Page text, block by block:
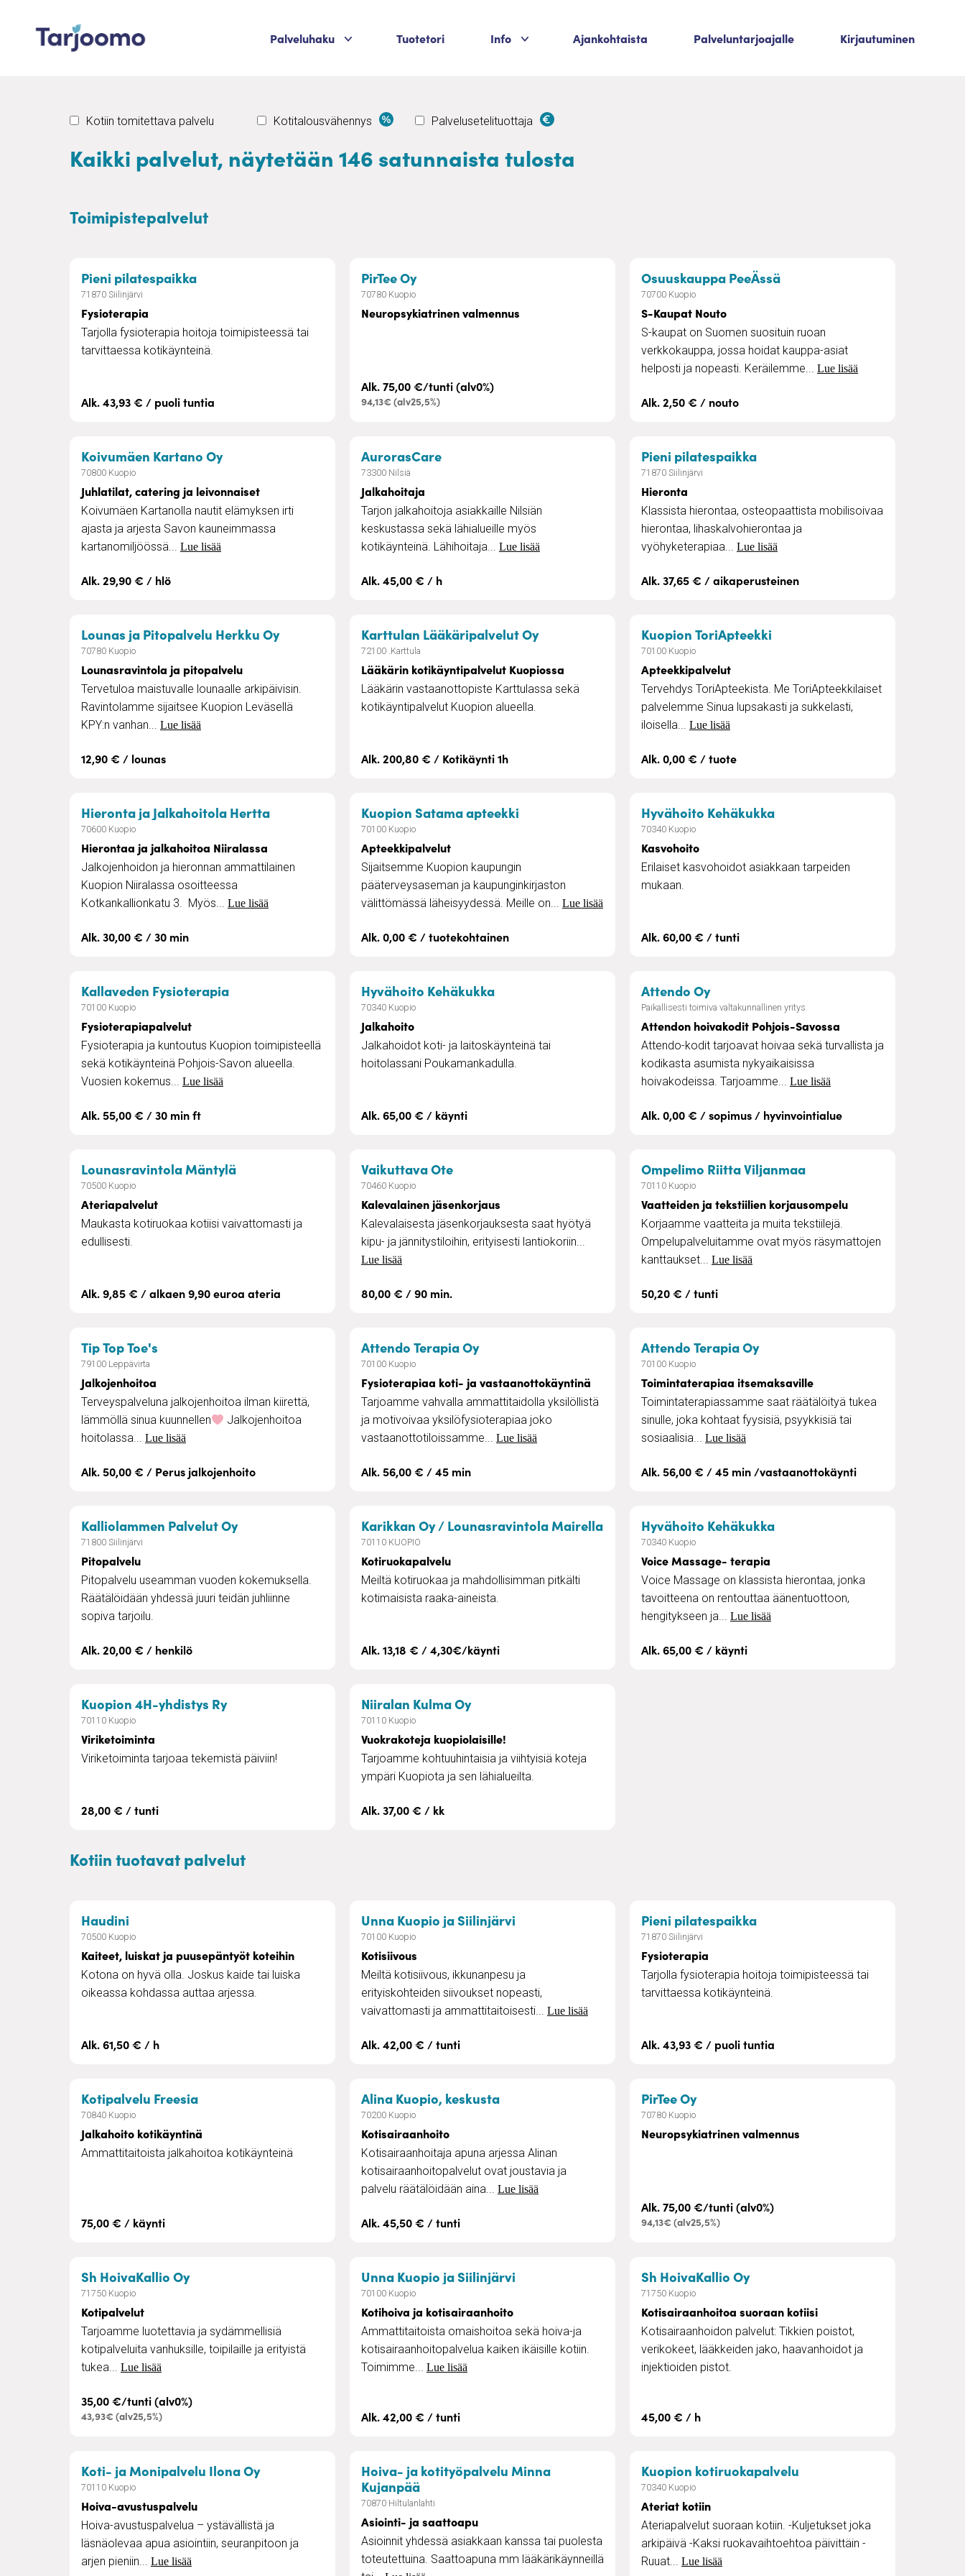
Palveluhaku Palvelukategoriat
Tuotetori Info Palvelukategoriat
Ajankohtaista Palveluntarjoajalle Kirjautuminen
Kotiin tomitettava palvelu Kotitalousvähennys Palvelusetelituottaja
Kaikki palvelut, näytetään 146 satunnaista tulosta
Toimipistepalvelut
Pieni pilatespaikka– Fysioterapia
71870 Siilinjärvi
Fysioterapia
Tarjolla fysioterapia hoitoja toimipisteessä tai
tarvittaessa kotikäynteinä.
Alk. 43,93 € / puoli tuntia
PirTee Oy– Neuropsykiatrinen valmennus
70780 Kuopio
Neuropsykiatrinen valmennus
Alk. 75,00 €/tunti (alv0%)
94,13€ (alv25,5%)
Osuuskauppa PeeÄssä– S-Kaupat Nouto
70700 Kuopio
S-Kaupat Nouto
S-kaupat on Suomen suosituin ruoan
verkkokauppa, jossa hoidat kauppa-asiat
helposti ja nopeasti. Keräilemme... Lue lisää
Alk. 2,50 € / nouto
Koivumäen Kartano Oy– Juhlatilat, catering ja leivonnaiset
70800 Kuopio
Juhlatilat, catering ja leivonnaiset
Koivumäen Kartanolla nautit elämyksen irti
ajasta ja arjesta Savon kauneimmassa
kartanomiljöössä... Lue lisää
Alk. 29,90 € / hlö
AurorasCare– Jalkahoitaja
73300 Nilsiä
Jalkahoitaja
Tarjon jalkahoitoja asiakkaille Nilsiän
keskustassa sekä lähialueille myös
kotikäynteinä. Lähihoitaja... Lue lisää
Alk. 45,00 € / h
Pieni pilatespaikka– Hieronta
71870 Siilinjärvi
Hieronta
Klassista hierontaa, osteopaattista mobilisoivaa
hierontaa, lihaskalvohierontaa ja
vyöhyketerapiaa... Lue lisää
Alk. 37,65 € / aikaperusteinen
Lounas ja Pitopalvelu Herkku Oy– Lounasravintola ja pitopalvelu
70780 Kuopio
Lounasravintola ja pitopalvelu
Tervetuloa maistuvalle lounaalle arkipäivisin.
Ravintolamme sijaitsee Kuopion Leväsellä
KPY:n vanhan... Lue lisää
12,90 € / lounas
Karttulan Lääkäripalvelut Oy– Lääkärin kotikäyntipalvelut Kuopiossa
72100 .Karttula
Lääkärin kotikäyntipalvelut Kuopiossa
Lääkärin vastaanottopiste Karttulassa sekä
kotikäyntipalvelut Kuopion alueella.
Alk. 200,80 € / Kotikäynti 1h
Kuopion ToriApteekki
70100 Kuopio
Apteekkipalvelut
Tervehdys ToriApteekista. Me ToriApteekkilaiset
palvelemme Sinua lupsakasti ja sukkelasti,
iloisella... Lue lisää
Alk. 0,00 € / tuote
Hieronta ja Jalkahoitola Hertta– Hierontaa ja jalkahoitoa Niiralassa
70600 Kuopio
Hierontaa ja jalkahoitoa Niiralassa
Jalkojenhoidon ja hieronnan ammattilainen
Kuopion Niiralassa osoitteessa
Kotkankallionkatu 3. Myös... Lue lisää
Alk. 30,00 € / 30 min
Kuopion Satama apteekki
70100 Kuopio
Apteekkipalvelut
Sijaitsemme Kuopion kaupungin
pääterveysaseman ja kaupunginkirjaston
välittömässä läheisyydessä. Meille on... Lue lisää
Alk. 0,00 € / tuotekohtainen
Hyvähoito Kehäkukka– Kasvohoito
70340 Kuopio
Kasvohoito
Erilaiset kasvohoidot asiakkaan tarpeiden
mukaan.
Alk. 60,00 € / tunti
Kallaveden Fysioterapia– Fysioterapiapalvelut
70100 Kuopio
Fysioterapiapalvelut
Fysioterapia ja kuntoutus Kuopion toimipisteellä
sekä kotikäynteinä Pohjois-Savon alueella.
Vuosien kokemus... Lue lisää
Alk. 55,00 € / 30 min ft
Hyvähoito Kehäkukka– Jalkahoito
70340 Kuopio
Jalkahoito
Jalkahoidot koti- ja laitoskäynteinä tai
hoitolassani Poukamankadulla.
Alk. 65,00 € / käynti
Attendo Oy– Attendon hoivakodit Pohjois-Savossa
Paikallisesti toimiva valtakunnallinen yritys
Attendon hoivakodit Pohjois-Savossa
Attendo-kodit tarjoavat hoivaa sekä turvallista ja
kodikasta asumista nykyaikaisissa
hoivakodeissa. Tarjoamme... Lue lisää
Alk. 0,00 € / sopimus / hyvinvointialue
Lounasravintola Mäntylä– Ateriapalvelut
70500 Kuopio
Ateriapalvelut
Maukasta kotiruokaa kotiisi vaivattomasti ja
edullisesti.
Alk. 9,85 € / alkaen 9,90 euroa ateria
Vaikuttava Ote– Kalevalainen jäsenkorjaus
70460 Kuopio
Kalevalainen jäsenkorjaus
Kalevalaisesta jäsenkorjauksesta saat hyötyä
kipu- ja jännitystiloihin, erityisesti lantiokoriin...
Lue lisää
80,00 € / 90 min.
Ompelimo Riitta Viljanmaa– Vaatteiden ja
70110 Kuopio
Vaatteiden ja tekstiilien korjausompelu
Korjaamme vaatteita ja muita tekstiilejä.
Ompelupalveluitamme ovat myös räsymattojen
kanttaukset... Lue lisää
50,20 € / tunti
Tip Top Toe's
79100 Leppävirta
Jalkojenhoitoa
Terveyspalveluna jalkojenhoitoa ilman kiirettä,
lämmöllä sinua kuunnellen
Jalkojenhoitoa
hoitolassa... Lue lisää
Alk. 50,00 € / Perus jalkojenhoito
Attendo Terapia Oy– Fysioterapiaa koti- ja vastaanottokäyntinä
70100 Kuopio
Fysioterapiaa koti- ja vastaanottokäyntinä
Tarjoamme vahvalla ammattitaidolla yksilöllistä
ja motivoivaa yksilöfysioterapiaa joko
vastaanottotiloissamme... Lue lisää
Alk. 56,00 € / 45 min
Attendo Terapia Oy– Toimintaterapiaa
70100 Kuopio
Toimintaterapiaa itsemaksaville
Toimintaterapiassamme saat räätälöityä tukea
sinulle, joka kohtaat fyysisiä, psyykkisiä tai
sosiaalisia... Lue lisää
Alk. 56,00 € / 45 min /vastaanottokäynti
Kalliolammen Palvelut Oy– Pitopalvelu
71800 Siilinjärvi
Pitopalvelu
Pitopalvelu useamman vuoden kokemuksella.
Räätälöidään yhdessä juuri teidän juhliinne
sopiva tarjoilu.
Alk. 20,00 € / henkilö
Karikkan Oy / Lounasravintola Mairella– Kotiruokapalvelu
70110 KUOPIO
Kotiruokapalvelu
Meiltä kotiruokaa ja mahdollisimman pitkälti
kotimaisista raaka-aineista.
Alk. 13,18 € / 4,30€/käynti
Hyvähoito Kehäkukka– Voice Massage- terapia
70340 Kuopio
Voice Massage- terapia
Voice Massage on klassista hierontaa, jonka
tavoitteena on rentouttaa äänentuottoon,
hengitykseen ja... Lue lisää
Alk. 65,00 € / käynti
Kuopion 4H-yhdistys Ry– Viriketoiminta
70110 Kuopio
Viriketoiminta
Viriketoiminta tarjoaa tekemistä päiviin!
28,00 € / tunti
Niiralan Kulma Oy– Vuokrakoteja kuopiolaisille!
70110 Kuopio
Vuokrakoteja kuopiolaisille!
Tarjoamme kohtuuhintaisia ja viihtyisiä koteja
ympäri Kuopiota ja sen lähialueilta.
Alk. 37,00 € / kk
Kotiin tuotavat palvelut
Haudini – Kaiteet, luiskat ja puusepäntyöt koteihin
70500 Kuopio
Kaiteet, luiskat ja puusepäntyöt koteihin
Kotona on hyvä olla. Joskus kaide tai luiska
oikeassa kohdassa auttaa arjessa.
Alk. 61,50 € / h
Unna Kuopio ja Siilinjärvi
70100 Kuopio
Kotisiivous
Meiltä kotisiivous, ikkunanpesu ja
erityiskohteiden siivoukset nopeasti,
vaivattomasti ja ammattitaitoisesti... Lue lisää
Alk. 42,00 € / tunti
Pieni pilatespaikka– Fysioterapia
71870 Siilinjärvi
Fysioterapia
Tarjolla fysioterapia hoitoja toimipisteessä tai
tarvittaessa kotikäynteinä.
Alk. 43,93 € / puoli tuntia
Kotipalvelu Freesia– Jalkahoito kotikäyntinä
70840 Kuopio
Jalkahoito kotikäyntinä
Ammattitaitoista jalkahoitoa kotikäynteinä
75,00 € / käynti
Alina Kuopio, keskusta– Kotisairaanhoito
70200 Kuopio
Kotisairaanhoito
Kotisairaanhoitaja apuna arjessa Alinan
kotisairaanhoitopalvelut ovat joustavia ja
palvelu räätälöidään aina... Lue lisää
Alk. 45,50 € / tunti
PirTee Oy– Neuropsykiatrinen valmennus
70780 Kuopio
Neuropsykiatrinen valmennus
Alk. 75,00 €/tunti (alv0%)
94,13€ (alv25,5%)
Sh HoivaKallio Oy– Kotipalvelut
71750 Kuopio
Kotipalvelut
Tarjoamme luotettavia ja sydämmellisiä
kotipalveluita vanhuksille, toipilaille ja erityistä
tukea... Lue lisää
35,00 €/tunti (alv0%)
43,93€ (alv25,5%)
Unna Kuopio ja Siilinjärvi – Kotihoiva ja kotisairaanhoito
70100 Kuopio
Kotihoiva ja kotisairaanhoito
Ammattitaitoista omaishoitoa sekä hoiva-ja
kotisairaanhoitopalvelua kaiken ikäisille kotiin.
Toimimme... Lue lisää
Alk. 42,00 € / tunti
Sh HoivaKallio Oy– Kotisairaanhoitoa suoraan
71750 Kuopio
Kotisairaanhoitoa suoraan kotiisi
Kotisairaanhoidon palvelut: Tikkien poistot,
verikokeet, lääkkeiden jako, haavanhoidot ja
injektioiden pistot.
45,00 € / h
Koti- ja Monipalvelu Ilona Oy– Hoiva-avustuspalvelu
70110 Kuopio
Hoiva-avustuspalvelu
Hoiva-avustuspalvelua – ystävällistä ja
läsnäolevaa apua asiointiin, seuranpitoon ja
arjen pieniin... Lue lisää
Hoiva- ja kotityöpalvelu Minna
Kujanpää– Asiointi- ja saattoapu
70870 Hiltulanlahti
Asiointi- ja saattoapu
Asioinnit yhdessä asiakkaan kanssa tai puolesta
toteutettuina. Saattoapuna mm lääkärikäynneillä
Kuopion kotiruokapalvelu
70340 Kuopio
Ateriat kotiin
Ateriapalvelut suoraan kotiin. -Kuljetukset joka
arkipäivä -Kaksi ruokavaihtoehtoa päivittäin -
Ruuat... Lue lisää